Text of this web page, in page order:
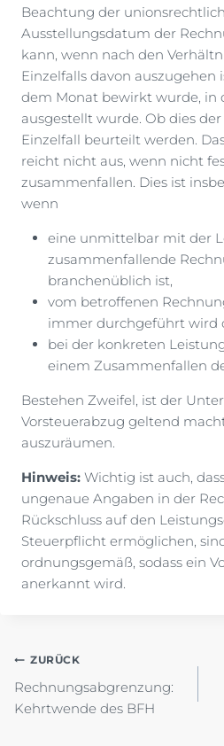
Beachtung der
Ausstellungsdatum der
kann, wenn nach den
Einzelfalls davon auszugehen
dem Monat bewirkt wurde, in
ausgestellt wurde. Ob dies
Einzelfall beurteilt werden.
reicht nicht aus, wenn nicht
zusammenfallen. Dies ist
wenn
eine unmittelbar mit der
zusammenfallende
branchenüblich ist,
vom betroffenen
immer durchgeführt wird
bei der konkreten
einem Zusammenfallen
Bestehen Zweifel, ist der
Vorsteuerabzug geltend
auszuräumen.
Hinweis: Wichtig ist auch,
ungenaue Angaben in der
Rückschluss auf den
Steuerpflicht ermöglichen,
ordnungsgemäß, sodass ein
anerkannt wird.
ZURÜCK
Rechnungsabgrenzung:
Kehrtwende des BFH